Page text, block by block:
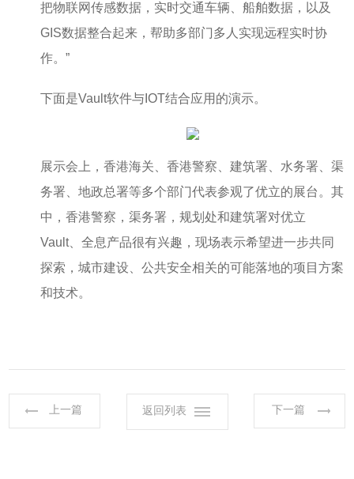
把物联网传感数据，实时交通车辆、船舶数据，以及
GIS数据整合起来，帮助多部门多人实现远程实时协
作。”
下面是Vault软件与IOT结合应用的演示。
展示会上，香港海关、香港警察、建筑署、水务署、渠
务署、地政总署等多个部门代表参观了优立的展台。其
中，香港警察，渠务署，规划处和建筑署对优立
Vault、全息产品很有兴趣，现场表示希望进一步共同
探索，城市建设、公共安全相关的可能落地的项目方案
和技术。
上一篇 返回列表 下一篇